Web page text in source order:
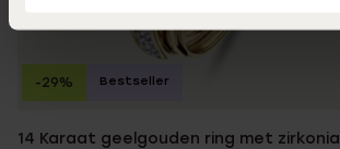
14 Karaat geelgouden ring met zirkonia
-29% Bestseller